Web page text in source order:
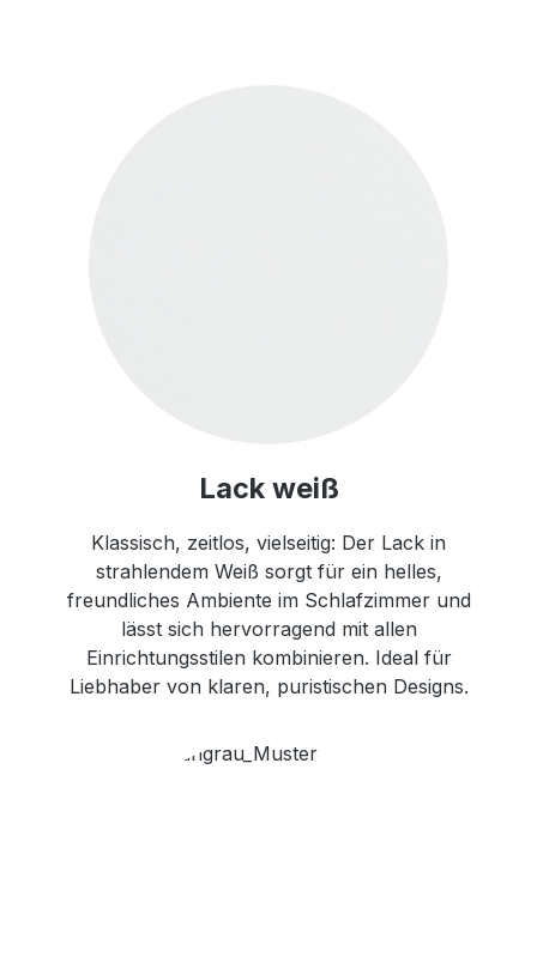
Lack weiß
Klassisch, zeitlos, vielseitig: Der Lack in
strahlendem Weiß sorgt für ein helles,
freundliches Ambiente im Schlafzimmer und
lässt sich hervorragend mit allen
Einrichtungsstilen kombinieren. Ideal für
Liebhaber von klaren, puristischen Designs.